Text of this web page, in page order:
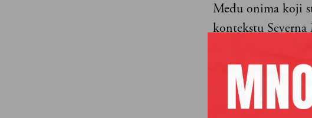
Među onima koji
kontekstu
pokušavaju
Paralelno, u EU